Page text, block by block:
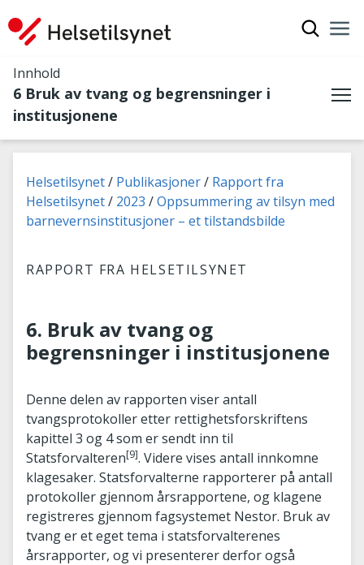
Innhold
6 Bruk av tvang og begrensninger i
institusjonene
Du er her:
Helsetilsynet Publikasjoner
Rapport fra
Helsetilsynet
2023
Oppsummering av tilsyn med
barnevernsinstitusjoner – et tilstandsbilde
RAPPORT FRA HELSETILSYNET
6. Bruk av tvang og
begrensninger i institusjonene
Denne delen av rapporten viser antall
tvangsprotokoller etter rettighetsforskriftens
kapittel 3 og 4 som er sendt inn til
Statsforvalteren[9]. Videre vises antall innkomne
klagesaker. Statsforvalterne rapporterer på antall
protokoller gjennom årsrapportene, og klagene
registreres gjennom fagsystemet Nestor. Bruk av
tvang er et eget tema i statsforvalterenes
årsrapporter, og vi presenterer derfor også